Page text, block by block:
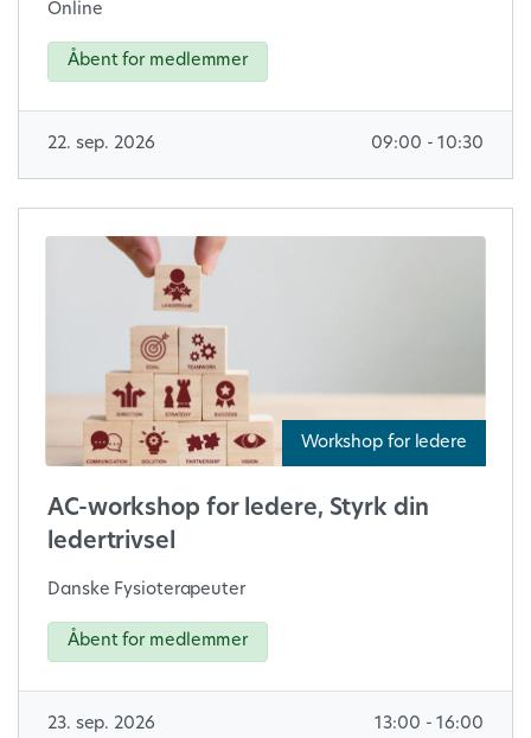
Online
Åbent for medlemmer
22. sep. 2026 09:00 - 10:30
Workshop for ledere
AC-workshop for ledere, Styrk din
ledertrivsel
Danske Fysioterapeuter
Åbent for medlemmer
23. sep. 2026 13:00 - 16:00